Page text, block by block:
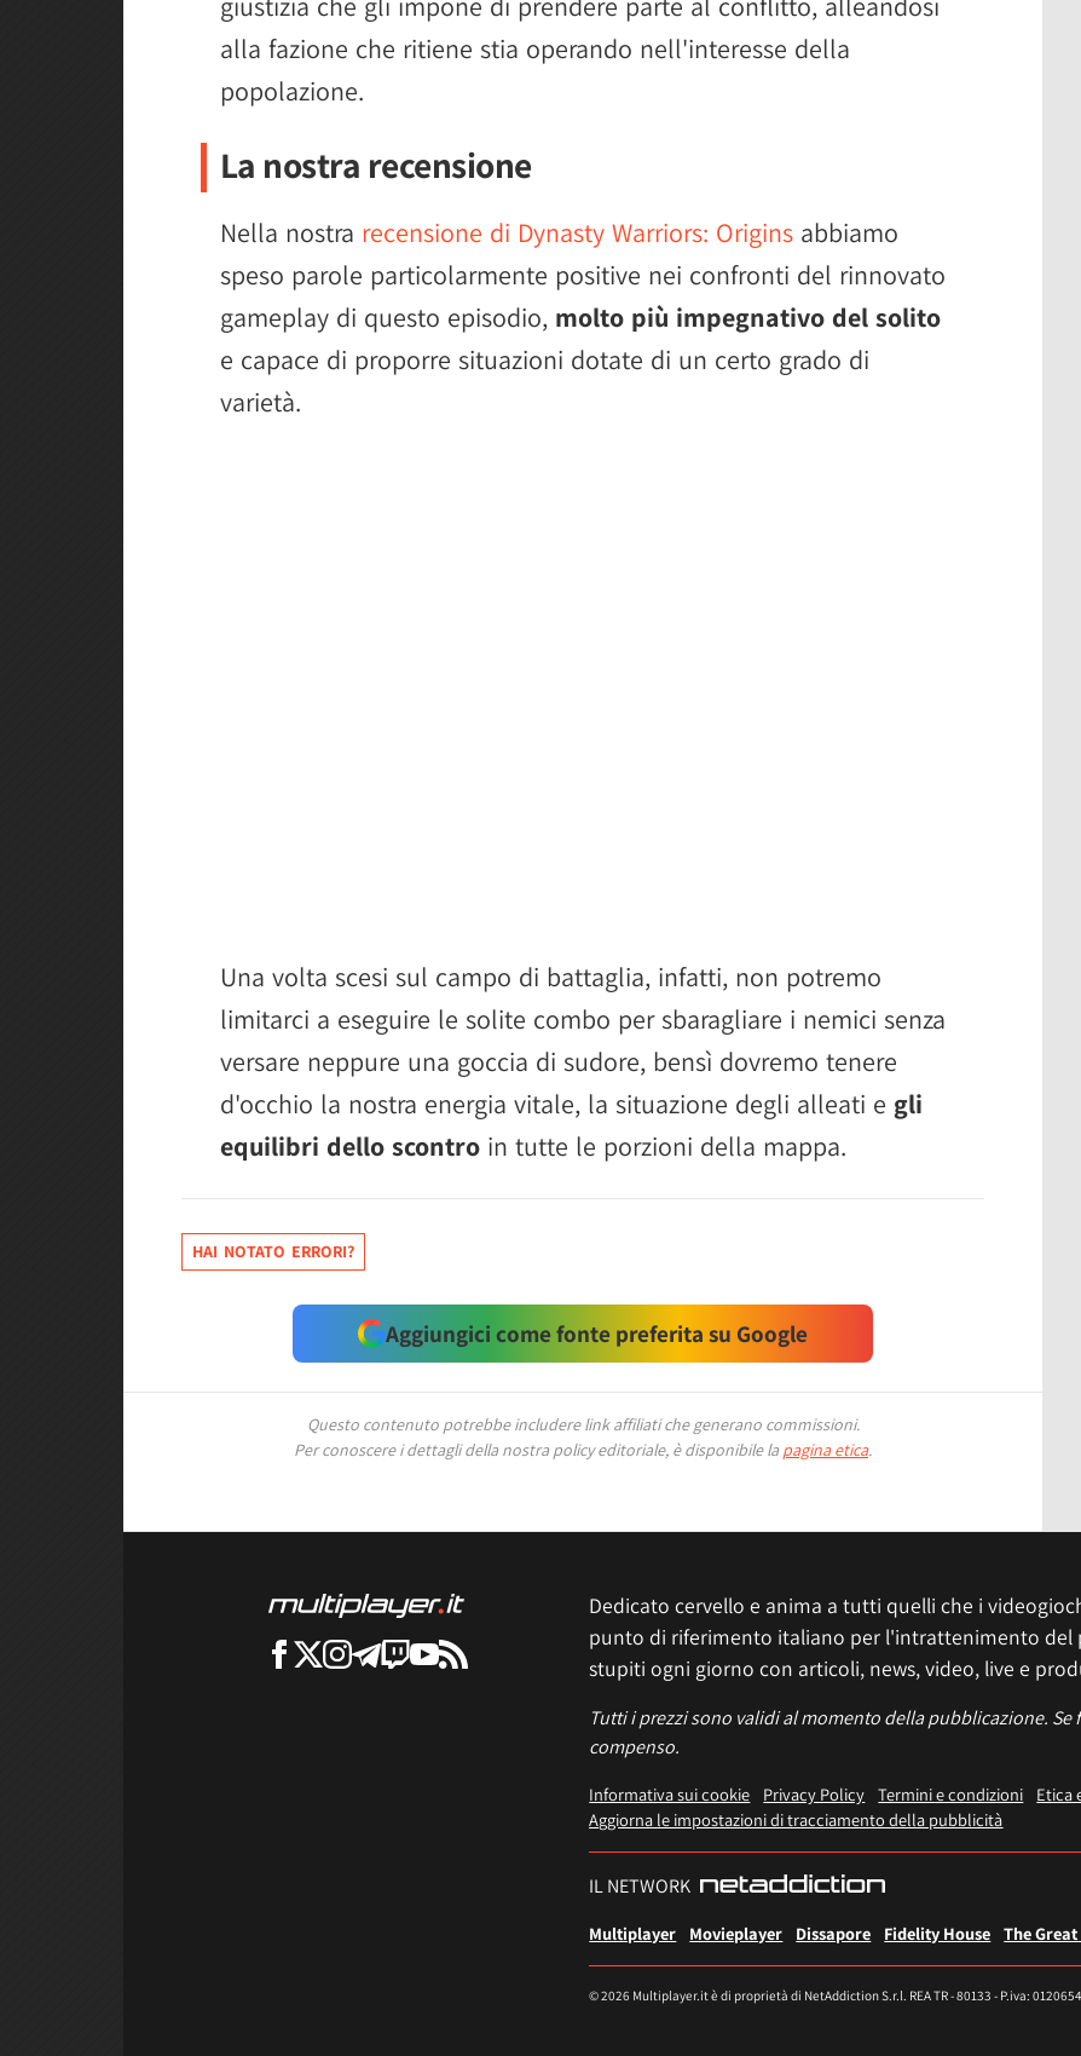
alla fazione che ritiene stia operando nell'interesse della
popolazione.
La nostra recensione
Nella nostra recensione di Dynasty Warriors: Origins abbiamo
speso parole particolarmente positive nei confronti del rinnovato
gameplay di questo episodio, molto più impegnativo del solito
e capace di proporre situazioni dotate di un certo grado di
varietà.
Una volta scesi sul campo di battaglia, infatti, non potremo
limitarci a eseguire le solite combo per sbaragliare i nemici senza
versare neppure una goccia di sudore, bensì dovremo tenere
d'occhio la nostra energia vitale, la situazione degli alleati e gli
equilibri dello scontro in tutte le porzioni della mappa.
HAI NOTATO ERRORI?
Aggiungici come fonte preferita su Google
Questo contenuto potrebbe includere link affiliati che generano commissioni.
Per conoscere i dettagli della nostra policy editoriale, è disponibile la pagina etica.
Dedicato cervello e anima a tutti quelli che i
punto di riferimento italiano per l'intrattenimento del
stupiti ogni giorno con articoli, news, video, live e
Tutti i prezzi sono validi al momento della pubblicazione.
compenso.
Informativa sui cookie Privacy Policy Termini e condizioni Etica
Aggiorna le impostazioni di tracciamento della pubblicità
IL NETWORK
Multiplayer Movieplayer Dissapore Fidelity House The
© 2026 Multiplayer.it è di proprietà di NetAddiction S.r.l. REA TR - 80133 - P.iva: